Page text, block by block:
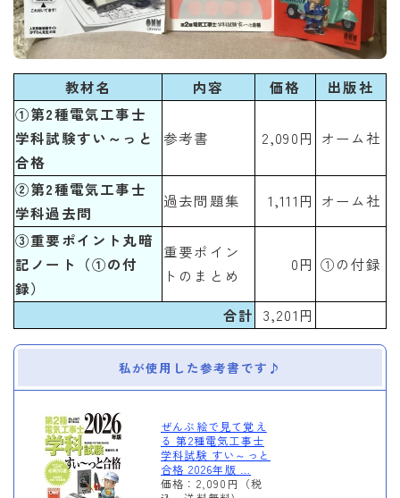
教材名 内容 価格
出版社
①第2種電気工事士
学科試験すい～っと
合格
参考書 2,090円 オーム社
②第2種電気工事士
学科過去問
過去問題集 1,111円 オーム社
③重要ポイント丸暗
記ノート（①の付
録）
重要ポイン
トのまとめ
0円 ①の付録
合計 3,201円
私が使用した参考書です♪
ぜんぶ絵で見て覚え
る 第2種電気工事士
学科試験 すい～っと
合格 2026年版 …
価格：2,090円（税